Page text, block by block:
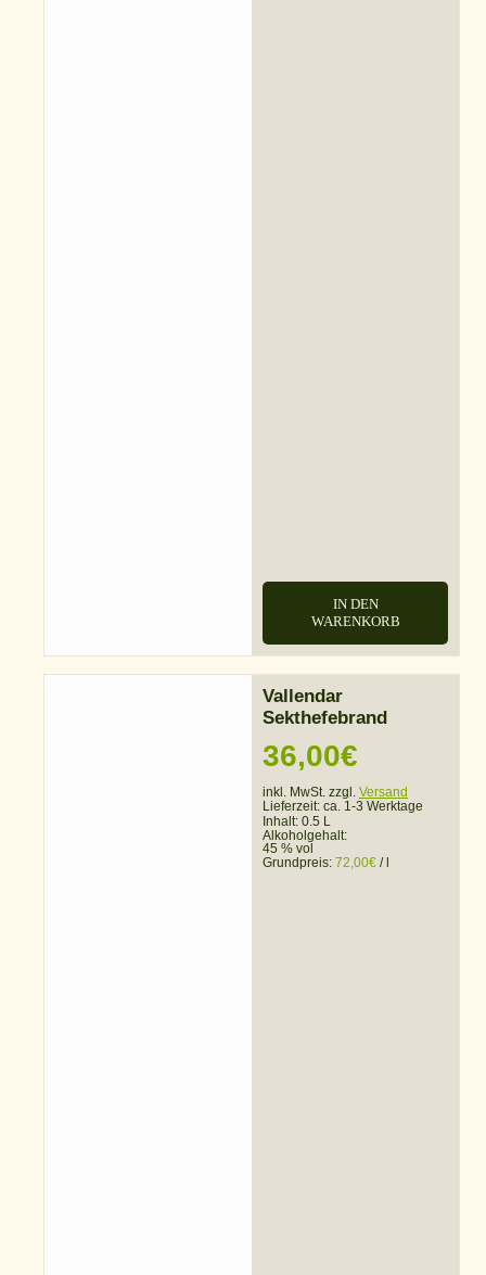
IN DEN
WARENKORB
Vallendar
Sekthefebrand
36,00€
inkl. MwSt. zzgl. Versand
Lieferzeit: ca. 1-3 Werktage
Inhalt: 0.5 L
Alkoholgehalt:
45 % vol
Grundpreis: 72,00€ /